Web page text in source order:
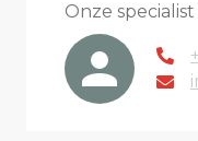
Onze specialist